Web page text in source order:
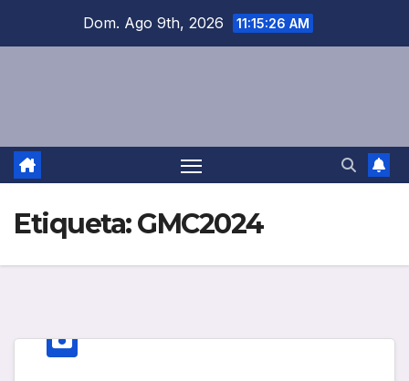
Dom. Ago 9th, 2026 11:15:26 AM
Etiqueta:GMC2024